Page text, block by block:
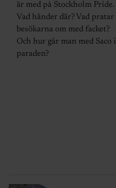
är med på Stockholm Pride.
Vad händer där? Vad pratar
besökarna om med facket?
Och hur går man med Saco i
paraden?